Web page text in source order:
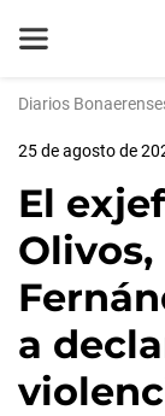
Diarios
25 de agosto de
El
a